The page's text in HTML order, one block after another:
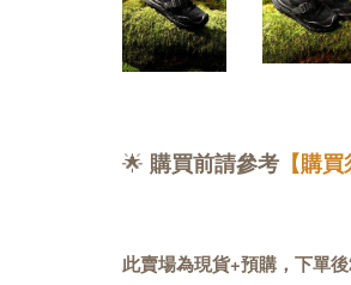
🌟 購買前請參考 【購買
此賣場為現貨+預購，下單